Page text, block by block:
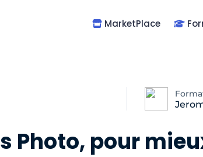
MarketPlace
Photo, pour